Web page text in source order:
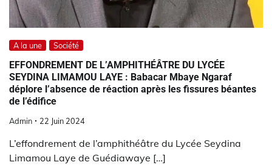
A la une Société
EFFONDREMENT DE L’AMPHITHÉÂTRE DU LYCÉE
SEYDINA LIMAMOU LAYE : Babacar Mbaye Ngaraf
déplore l’absence de réaction après les fissures béantes
de l’édifice
Admin 22 Juin 2024
L’effondrement de l’amphithéâtre du Lycée Seydina
Limamou Laye de Guédiawaye […]